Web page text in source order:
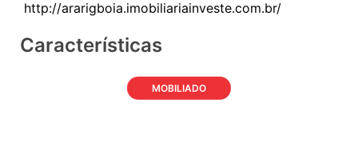
Características
MOBILIADO